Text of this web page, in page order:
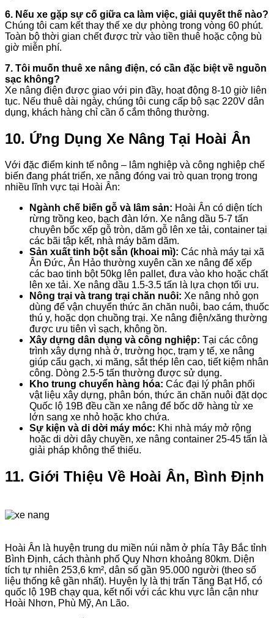
6. Nếu xe gặp sự cố giữa ca làm việc, giải quyết thế nào?
Chúng tôi cam kết thay thế xe dự phòng trong vòng 60 phút.
Toàn bộ thời gian chết được trừ vào tiền thuê hoặc cộng bù
giờ miễn phí.
7. Tôi muốn thuê xe nâng điện, có cần đặc biệt về nguồn
sạc không?
Xe nâng điện được giao với pin đầy, hoạt động 8-10 giờ liên
tục. Nếu thuê dài ngày, chúng tôi cung cấp bộ sạc 220V dân
dụng, khách hàng chỉ cần ổ cắm thông thường.
10. Ứng Dụng Xe Nâng Tại Hoài Ân
Với đặc điểm kinh tế nông – lâm nghiệp và công nghiệp chế
biến đang phát triển, xe nâng đóng vai trò quan trọng trong
nhiều lĩnh vực tại Hoài Ân:
Ngành chế biến gỗ và lâm sản: Hoài Ân có diện tích
rừng trồng keo, bạch đàn lớn. Xe nâng dầu 5-7 tấn
chuyên bốc xếp gỗ tròn, dăm gỗ lên xe tải, container tại
các bãi tập kết, nhà máy băm dăm.
Sản xuất tinh bột sắn (khoai mì): Các nhà máy tại xã
Ân Đức, Ân Hảo thường xuyên cần xe nâng để xếp
các bao tinh bột 50kg lên pallet, đưa vào kho hoặc chất
lên xe tải. Xe nâng dầu 1.5-3.5 tấn là lựa chọn tối ưu.
Nông trại và trang trại chăn nuôi: Xe nâng nhỏ gọn
dùng để vận chuyển thức ăn chăn nuôi, bao cám, thuốc
thú y, hoặc dọn chuồng trại. Xe nâng điện/xăng thường
được ưu tiên vì sạch, không ồn.
Xây dựng dân dụng và công nghiệp: Tại các công
trình xây dựng nhà ở, trường học, trạm y tế, xe nâng
giúp cẩu gạch, xi măng, sắt thép lên cao, tiết kiệm nhân
công. Dòng 2.5-5 tấn thường được sử dụng.
Kho trung chuyển hàng hóa: Các đại lý phân phối
vật liệu xây dựng, phân bón, thức ăn chăn nuôi đặt dọc
Quốc lộ 19B đều cần xe nâng để bốc dỡ hàng từ xe
lớn sang xe nhỏ hoặc kho chứa.
Sự kiện và di dời máy móc: Khi nhà máy mở rộng
hoặc di dời dây chuyền, xe nâng container 25-45 tấn là
giải pháp không thể thiếu.
11. Giới Thiệu Về Hoài Ân, Bình Định
Hoài Ân là huyện trung du miền núi nằm ở phía Tây Bắc tỉnh
Bình Định, cách thành phố Quy Nhơn khoảng 80km. Diện
tích tự nhiên 253,6 km², dân số gần 95.000 người (theo số
liệu thống kê gần nhất). Huyện lỵ là thị trấn Tăng Bạt Hổ, có
quốc lộ 19B chạy qua, kết nối với các khu vực lân cận như
Hoài Nhơn, Phù Mỹ, An Lão.